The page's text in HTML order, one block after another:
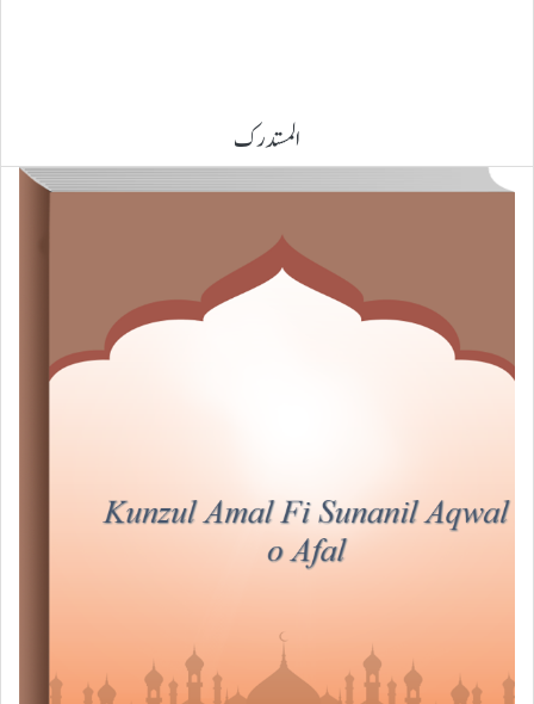
المستدرک